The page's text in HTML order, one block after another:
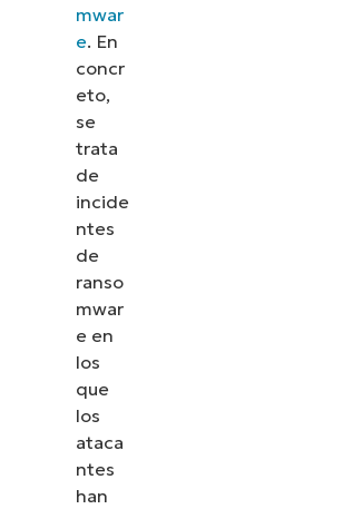
mwar
e. En
concr
eto,
se
trata
de
incide
ntes
de
ranso
mwar
e en
los
que
los
ataca
ntes
han